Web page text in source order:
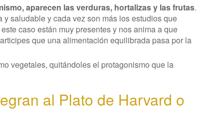
aparecen las verduras, hortalizas y las frutas.
saludable y cada vez son más los estudios que
caso están muy presentes y nos anima a que
que una alimentación equilibrada pasa por la
vegetales, quitándoles el protagonismo que la
al Plato de Harvard o